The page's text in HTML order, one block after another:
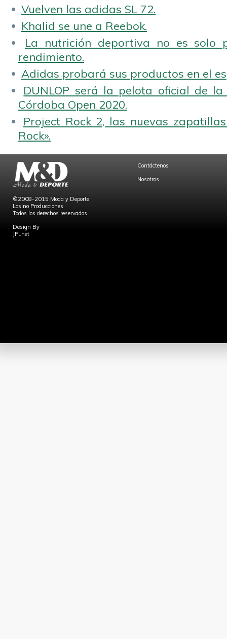
Vuelven las adidas SL 72.
Khalid se une a Reebok.
La nutrición deportiva no es solo
rendimiento.
Adidas probará sus productos en el
DUNLOP será la pelota oficial de
Córdoba Open 2020.
Project Rock 2, las nuevas
Rock».
©2008-2015 Moda y Deporte
Losino Producciones
Todos los derechos reservados.
Design By
JPLnet
Contáctenos
Nosotros